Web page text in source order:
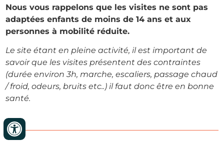
Nous vous rappelons que les visites ne sont pas
adaptées enfants de moins de 14 ans et aux
personnes à mobilité réduite.
Le site étant en pleine activité, il est important de
savoir que les visites présentent des contraintes
(durée environ 3h, marche, escaliers, passage chaud
/ froid, odeurs, bruits etc..) il faut donc être en bonne
santé.